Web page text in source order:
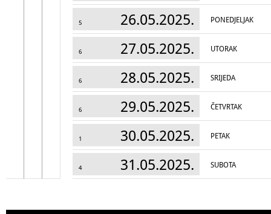
5 26.05.2025. PONEDJELJAK
6 27.05.2025. UTORAK
6 28.05.2025. SRIJEDA
6 29.05.2025. ČETVRTAK
1 30.05.2025. PETAK
4 31.05.2025. SUBOTA